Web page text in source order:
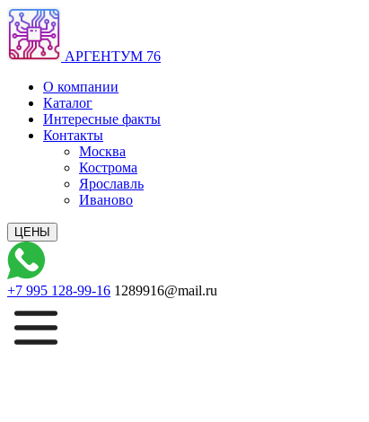
АРГЕНТУМ 76
О компании
Каталог
Интересные факты
Контакты
Москва
Кострома
Ярославль
Иваново
+7 995 128-99-16 1289916@mail.ru